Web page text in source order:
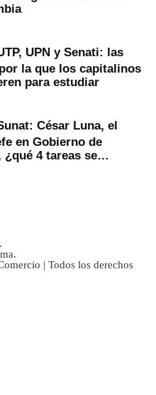
UPN y Senati: las
la que los capitalinos
para estudiar
César Luna, el
en Gobierno de
4 tareas se
| Todos los derechos